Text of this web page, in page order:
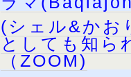
(シェル&かお
としても知
（ZOOM)